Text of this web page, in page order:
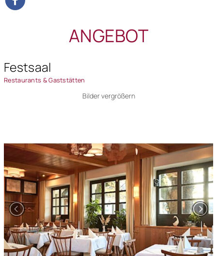
ANGEBOT
Festsaal
Restaurants & Gaststätten
Bilder vergrößern